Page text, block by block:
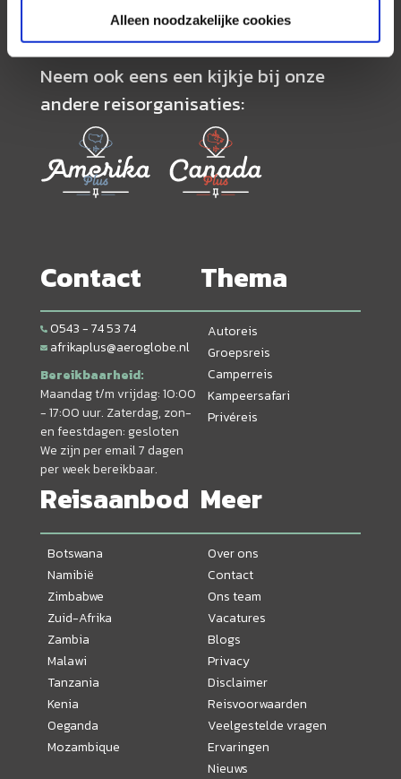
Alleen noodzakelijke cookies
Neem ook eens een kijkje bij onze
andere reisorganisaties:
Contact
0543 - 74 53 74
afrikaplus@aeroglobe.nl
Bereikbaarheid:
Maandag t/m vrijdag: 10:00
- 17:00 uur. Zaterdag, zon-
en feestdagen: gesloten
We zijn per email 7 dagen
per week bereikbaar.
Thema
Autoreis
Groepsreis
Camperreis
Kampeersafari
Privéreis
Reisaanbod
Botswana
Namibië
Zimbabwe
Zuid-Afrika
Zambia
Malawi
Tanzania
Kenia
Oeganda
Mozambique
Meer
Over ons
Contact
Ons team
Vacatures
Blogs
Privacy
Disclaimer
Reisvoorwaarden
Veelgestelde vragen
Ervaringen
Nieuws